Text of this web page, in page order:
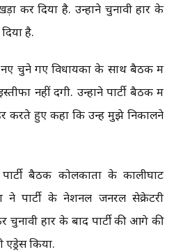
कर दिया है. उन्होंने चुनावी हार के
है.
नए चुने गए विधायकों के साथ बैठक में
नहीं देंगी. उन्होंने पार्टी बैठक में
करते हुए कहा कि उन्हें मुझे निकालने
बैठक कोलकाता के कालीघाट
पार्टी के नेशनल जनरल सेक्रेटरी
हार के बाद पार्टी की आगे की
किया.